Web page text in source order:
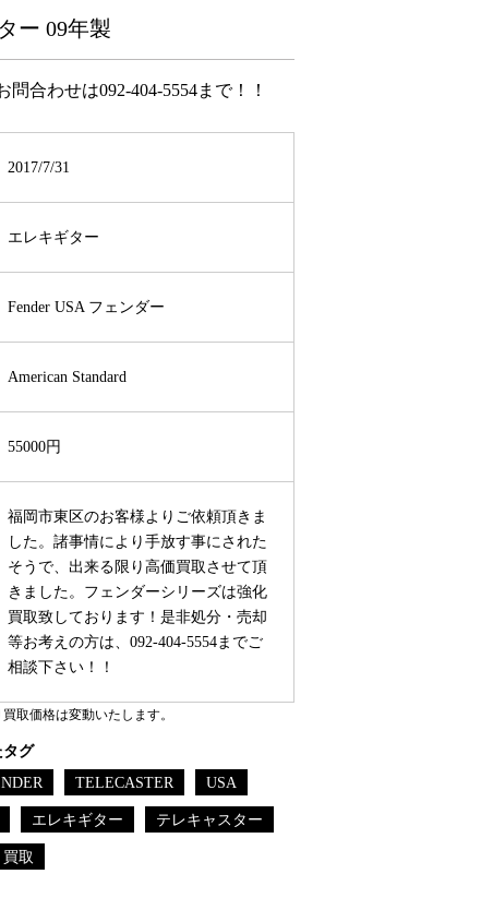
ー 09年製
合わせは092-404-5554まで！！
2017/7/31
エレキギター
Fender USA フェンダー
American Standard
55000円
福岡市東区のお客様よりご依頼頂きま
した。諸事情により手放す事にされた
そうで、出来る限り高価買取させて頂
きました。フェンダーシリーズは強化
買取致しております！是非処分・売却
等お考えの方は、092-404-5554までご
相談下さい！！
取価格は変動いたします。
タグ
TELECASTER USA
エレキギター テレキャスター
買取